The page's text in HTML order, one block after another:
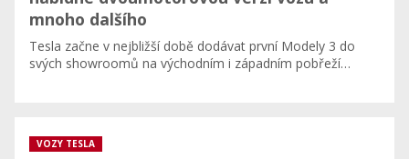
mnoho dalšího
Tesla začne v nejbližší době dodávat první Modely 3 do
svých showroomů na východním i západním pobřeží…
VOZY TESLA